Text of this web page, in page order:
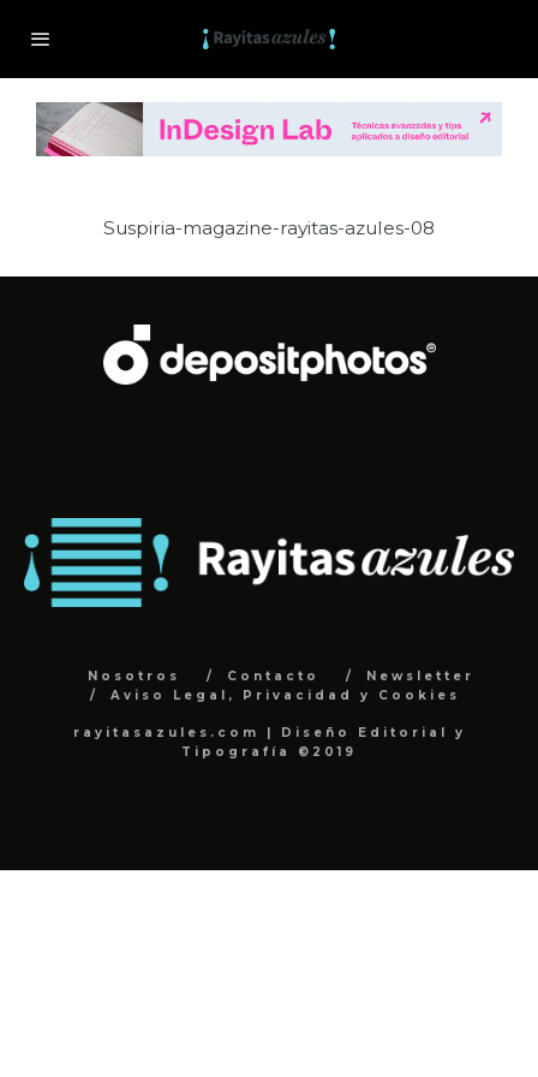
Suspiria-magazine-rayitas-azules-08
Nosotros Contacto
Newsletter
Aviso Legal, Privacidad y Cookies
rayitasazules.com | Diseño Editorial y
Tipografía ©2019